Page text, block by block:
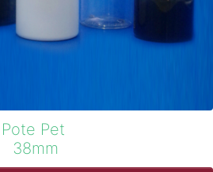
Pote Pet
38mm